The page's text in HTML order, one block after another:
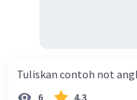
Tuliskan contoh not
6 4.3